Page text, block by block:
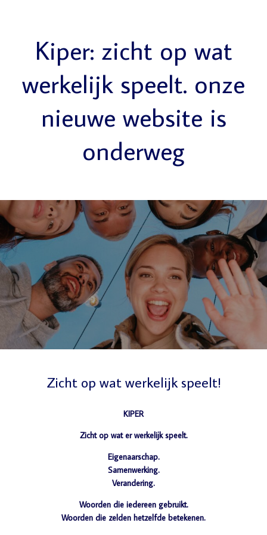
Kiper: zicht op wat
werkelijk speelt. onze
nieuwe website is
onderweg
Zicht op wat werkelijk speelt!
KIPER
Zicht op wat er werkelijk speelt.
Eigenaarschap.
Samenwerking.
Verandering.
Woorden die iedereen gebruikt.
Woorden die zelden hetzelfde betekenen.